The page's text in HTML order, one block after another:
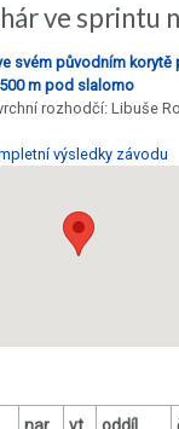
ve sprintu
svém původním
m pod slalomo
rozhodčí: Libuše
výsledky závodu